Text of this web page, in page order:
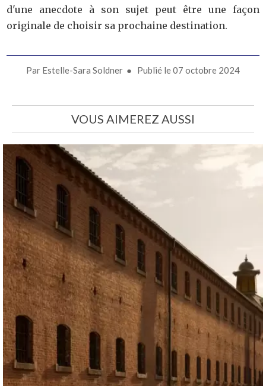
d'une anecdote à son sujet peut être une façon
originale de choisir sa prochaine destination.
Par Estelle-Sara Soldner ● Publié le07 octobre 2024
VOUS AIMEREZ AUSSI